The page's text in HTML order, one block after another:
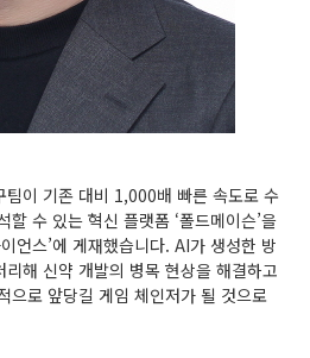
팀이 기존 대비 1,000배 빠른 속도로 수
할 수 있는 혁신 플랫폼 ‘폴드메이슨’을
언스’에 게재했습니다. AI가 생성한 방
해 신약 개발의 병목 현상을 해결하고
으로 앞당길 게임 체인저가 될 것으로